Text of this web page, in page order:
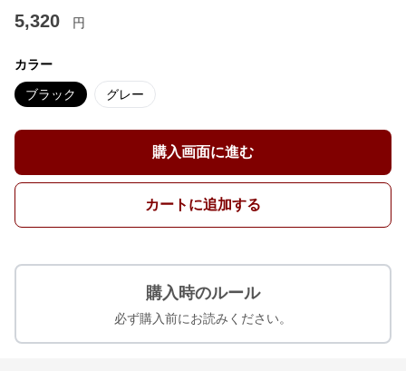
5,320 円
カラー
ブラック グレー
購入画面に進む
カートに追加する
購入時のルール
必ず購入前にお読みください。